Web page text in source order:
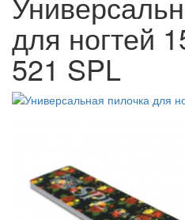
для ногтей
521 SPL